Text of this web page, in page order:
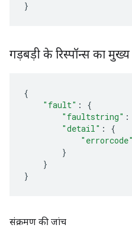
गड़बड़ी के रिस्पॉन्स का मुख्य
{
"fault" :
{
"faultstring" :
"detail" :
{
"errorcode"
}
}
}
संक्रमण की जांच